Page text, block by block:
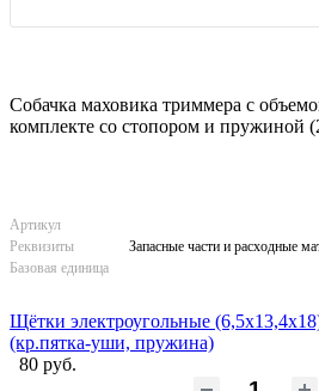
Собачка маховика триммера с
комплекте со стопором и пружиной
Артикул
Реквизиты
Запасные части и расходные
Базовая единица
Щётки электроугольные
(кр.пятка-уши, пружина)
80 руб.